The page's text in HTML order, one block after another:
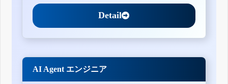
Detail
AI Agent エンジニア